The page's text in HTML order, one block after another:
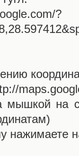
?
мышкой на
нажимаете